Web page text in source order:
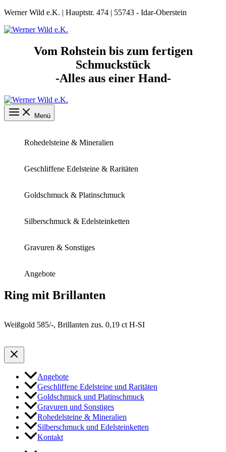
Zum
springen
Werner Wild e.K. | Hauptstr. 474 | 55743 - Idar-Oberstein
Vom Rohstein bis zum fertigen
Schmuckstück
-Alles aus einer Hand-
Menü
Rohedelsteine & Mineralien
Geschliffene Edelsteine & Raritäten
Goldschmuck & Platinschmuck
Silberschmuck & Edelsteinketten
Gravuren & Sonstiges
Angebote
Ring mit Brillanten
Weißgold 585/-, Brillanten zus. 0,19 ct H-SI
Angebote
Geschliffene Edelsteine und Raritäten
Goldschmuck und Platinschmuck
Gravuren und Sonstiges
Rohedelsteine & Mineralien
Silberschmuck und Edelsteinketten
Kontakt